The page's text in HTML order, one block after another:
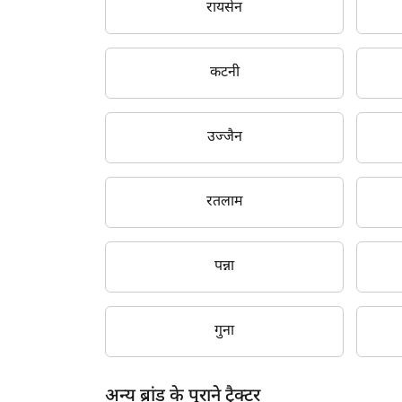
1999
1997
रायसेन
कटनी
उज्जैन
रतलाम
पन्ना
गुना
अन्य ब्रांड के पुराने ट्रैक्टर